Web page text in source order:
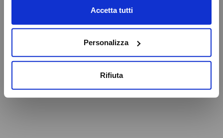
Accetta tutti
Personalizza
Rifiuta